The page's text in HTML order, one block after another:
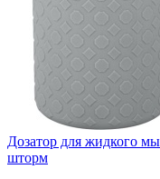
Дозатор для жидкого
шторм